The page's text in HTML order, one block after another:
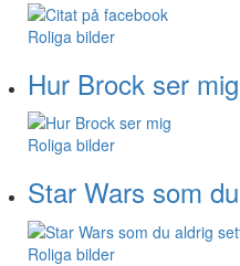
Roliga bilder
Hur Brock ser mig
Roliga bilder
Star Wars som
Roliga bilder